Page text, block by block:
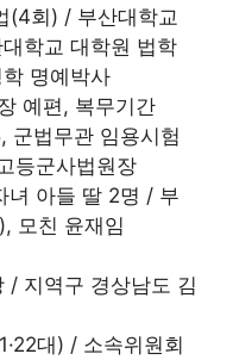
(4회) / 부산대학교
학교 대학원 법학
명예박사
예편, 복무기간
법무관 임용시험
등군사법원장
녀 아들 딸 2명 / 부
모친 윤재임
/ 지역구 경상남도 김
대) / 소속위원회